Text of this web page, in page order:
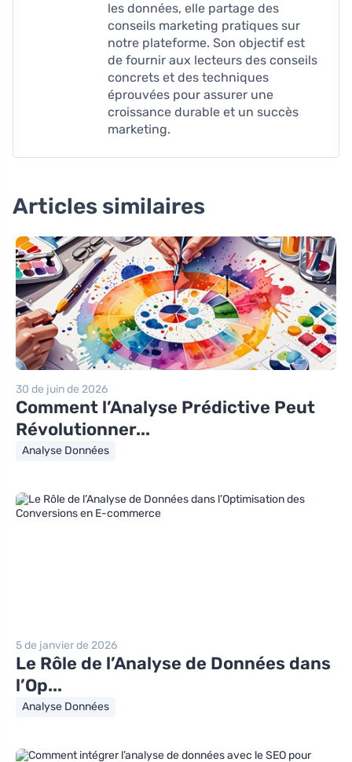
les données, elle partage des
conseils marketing pratiques sur
notre plateforme. Son objectif est
de fournir aux lecteurs des conseils
concrets et des techniques
éprouvées pour assurer une
croissance durable et un succès
marketing.
Articles similaires
30 de juin de 2026
Comment l’Analyse Prédictive Peut
Révolutionner...
Analyse Données
5 de janvier de 2026
Le Rôle de l’Analyse de Données dans
l’Op...
Analyse Données